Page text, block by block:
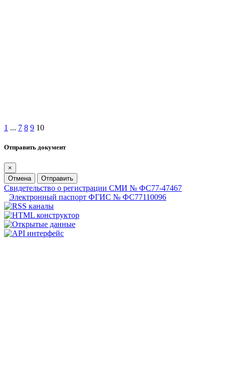
1 ... 7 8 9 10
Отправить документ
×
Отмена
Отправить
Свидетельство о регистрации СМИ № ФС77-47467
Электронный паспорт ФГИС № ФС77110096